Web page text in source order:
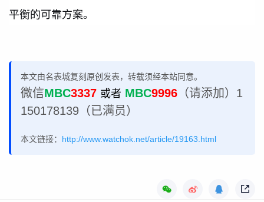
平衡的可靠方案。
本文由名表城复刻原创发表，转载须经本站同意。
微信MBC3337 或者 MBC9996 （请添加）1
150178139（已满员）
本文链接： http://www.watchok.net/article/19163.html